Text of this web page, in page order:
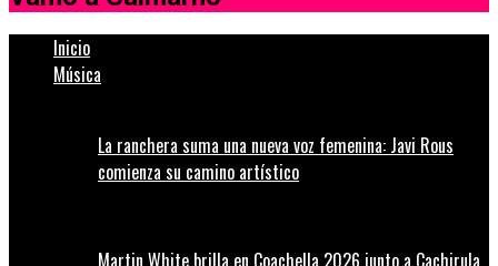
Inicio
Música
La ranchera suma una nueva voz femenina: Javi Rous
comienza su camino artístico
Martin White brilla en Coachella 2026 junto a Cachirula